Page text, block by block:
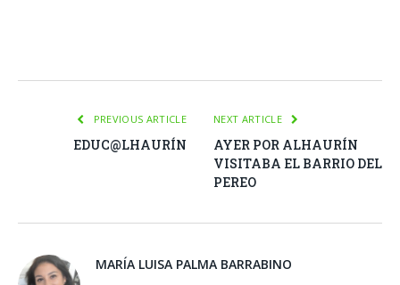
PREVIOUS ARTICLE
EDUC@LHAURÍN
NEXT ARTICLE
AYER POR ALHAURÍN
VISITABA EL BARRIO DEL
PEREO
MARÍA LUISA PALMA BARRABINO